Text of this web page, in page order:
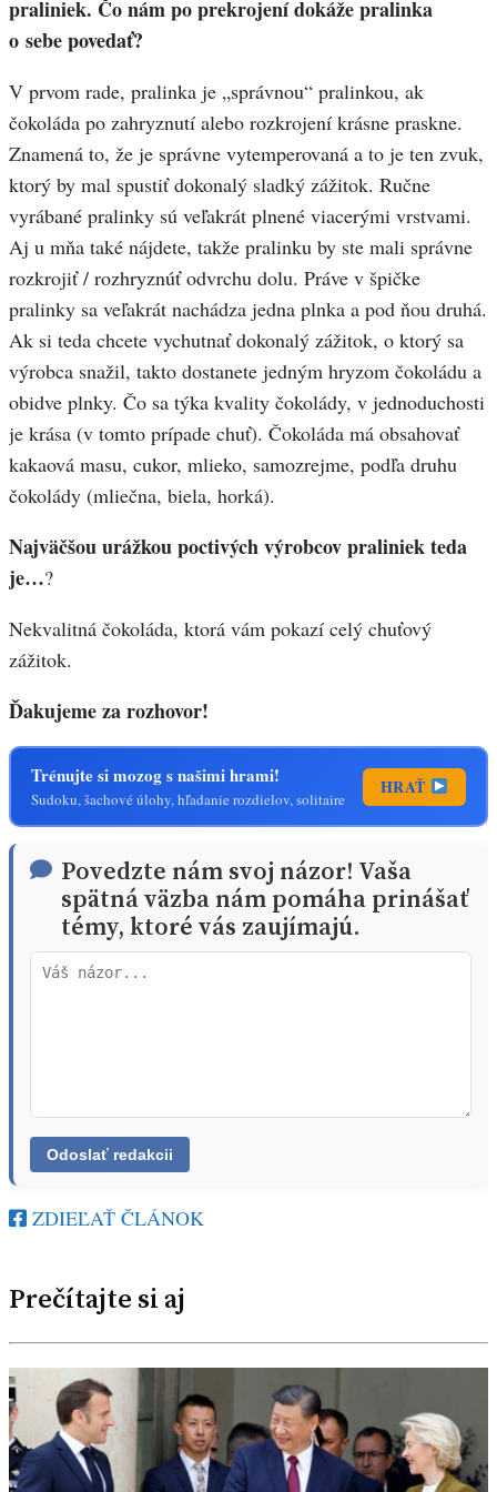
praliniek. Čo nám po prekrojení dokáže pralinka
o sebe povedať?
V prvom rade, pralinka je „správnou“ pralinkou, ak
čokoláda po zahryznutí alebo rozkrojení krásne praskne.
Znamená to, že je správne vytemperovaná a to je ten zvuk,
ktorý by mal spustiť dokonalý sladký zážitok. Ručne
vyrábané pralinky sú veľakrát plnené viacerými vrstvami.
Aj u mňa také nájdete, takže pralinku by ste mali správne
rozkrojiť / rozhryznúť odvrchu dolu. Práve v špičke
pralinky sa veľakrát nachádza jedna plnka a pod ňou druhá.
Ak si teda chcete vychutnať dokonalý zážitok, o ktorý sa
výrobca snažil, takto dostanete jedným hryzom čokoládu a
obidve plnky. Čo sa týka kvality čokolády, v jednoduchosti
je krása (v tomto prípade chuť). Čokoláda má obsahovať
kakaová masu, cukor, mlieko, samozrejme, podľa druhu
čokolády (mliečna, biela, horká).
Najväčšou urážkou poctivých výrobcov praliniek teda
je…?
Nekvalitná čokoláda, ktorá vám pokazí celý chuťový
zážitok.
Ďakujeme za rozhovor!
Trénujte si mozog s našimi hrami!
Sudoku, šachové úlohy, hľadanie rozdielov, solitaire
HRAŤ
Povedzte nám svoj názor! Vaša
spätná väzba nám pomáha prinášať
témy, ktoré vás zaujímajú.
ZDIEĽAŤ ČLÁNOK
Prečítajte si aj